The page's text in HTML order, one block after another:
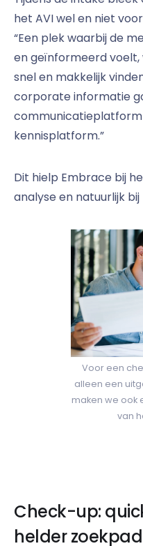
het AVI wel en niet
“Een plek waarbij de
en geïnformeerd
snel en makkelijk
corporate informatie
kennisplatform.”
Dit hielp Embrace bij
analyse en natuurlijk
Voor een
alleen een
maken we ook
van
Check-up:
helder zoekpad